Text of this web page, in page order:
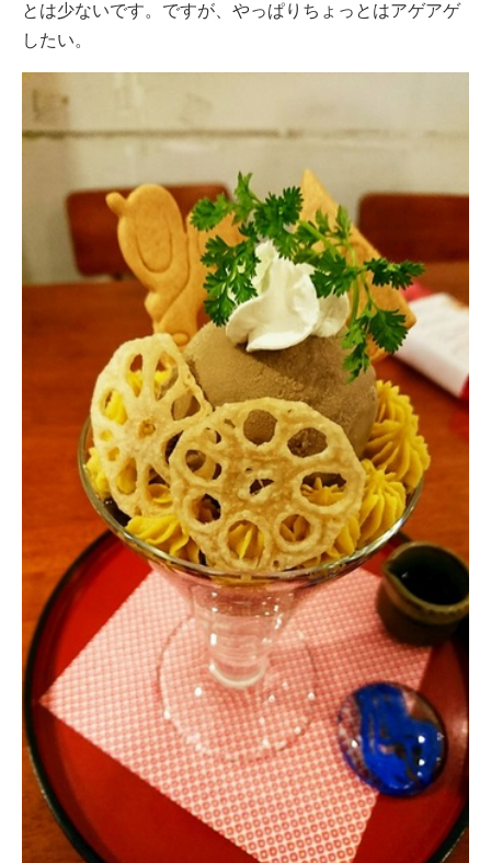
とは少ないです。ですが、やっぱりちょっとはアゲアゲ
したい。